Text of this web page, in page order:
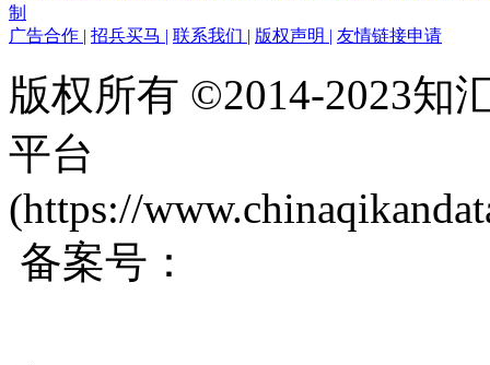
制
广告合作 | 招兵买马 | 联系我们 | 版权声明 | 友情链接申请
版权所有 ©2014-2023知
平台
(https://
备案号：